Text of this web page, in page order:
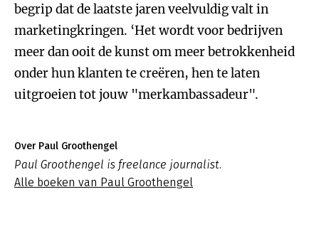
begrip dat de laatste jaren veelvuldig valt in
marketingkringen. ‘Het wordt voor bedrijven
meer dan ooit de kunst om meer betrokkenheid
onder hun klanten te creëren, hen te laten
uitgroeien tot jouw "merkambassadeur".
Over Paul Groothengel
Paul Groothengel is freelance journalist.
Alle boeken van Paul Groothengel